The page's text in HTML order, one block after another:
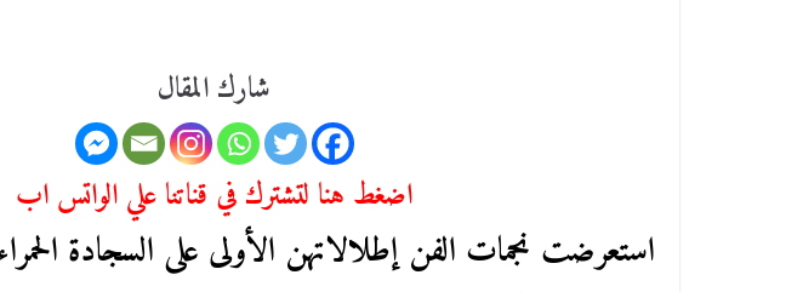
شارك المقال
اضغط هنا لتشترك في قناتنا علي الواتس اب
استعرضت نجمات الفن إطلالاتهن الأولى على السجادة